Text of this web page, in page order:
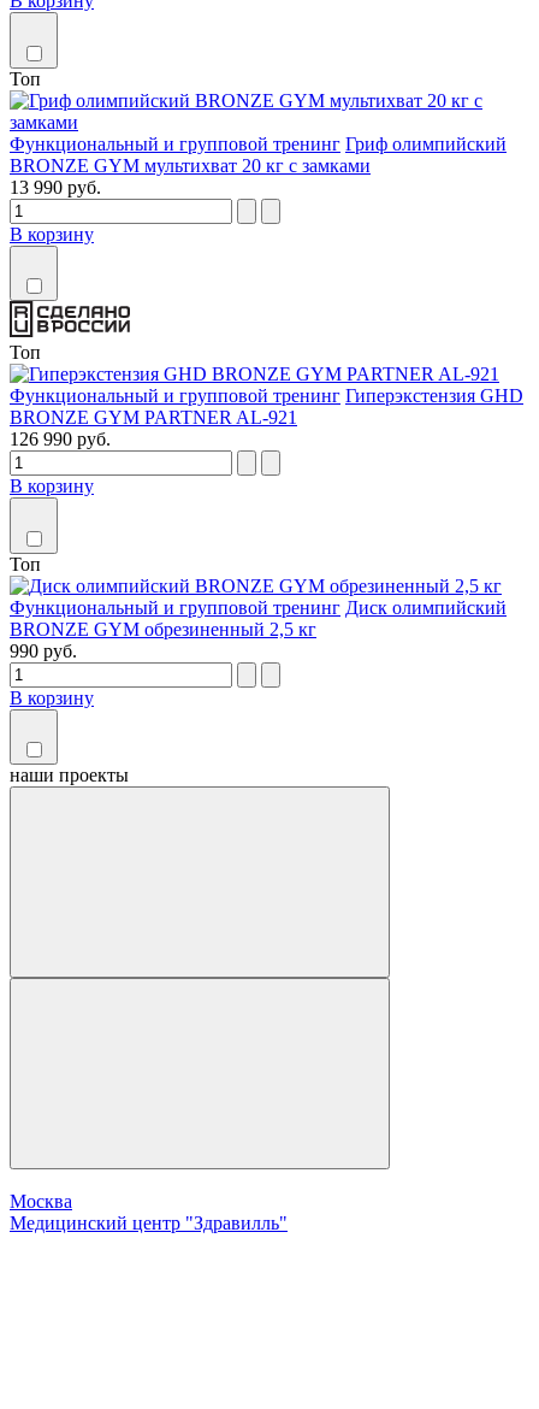
Топ
Функциональный и групповой тренинг Гриф олимпийский
BRONZE GYM мультихват 20 кг с замками
13 990 руб.
В корзину
Топ
Функциональный и групповой тренинг Гиперэкстензия GHD
BRONZE GYM PARTNER AL-921
126 990 руб.
В корзину
Топ
Функциональный и групповой тренинг Диск олимпийский
BRONZE GYM обрезиненный 2,5 кг
990 руб.
В корзину
наши проекты
Москва
Медицинский центр "Здравилль"